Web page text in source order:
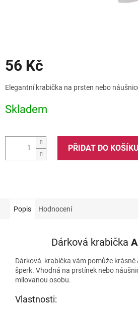
56 Kč
cena:
Elegantní krabička na prsten nebo
Skladem
PŘIDAT DO KOŠÍKU
Popis Hodnocení
Dárková krabička
Dárková krabička vám pomůže krásně
šperk. Vhodná na prstínek nebo
milovanou osobu.
Vlastnosti: